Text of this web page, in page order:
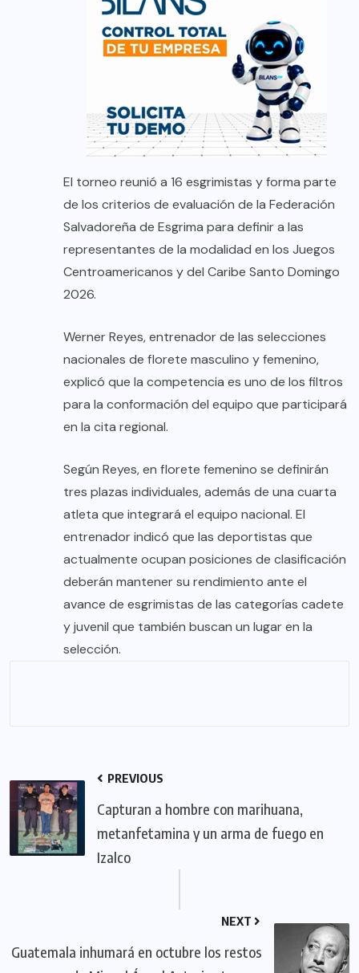
El torneo reunió a 16 esgrimistas y forma parte
de los criterios de evaluación de la Federación
Salvadoreña de Esgrima para definir a las
representantes de la modalidad en los Juegos
Centroamericanos y del Caribe Santo Domingo
2026.
Werner Reyes, entrenador de las selecciones
nacionales de florete masculino y femenino,
explicó que la competencia es uno de los filtros
para la conformación del equipo que participará
en la cita regional.
Según Reyes, en florete femenino se definirán
tres plazas individuales, además de una cuarta
atleta que integrará el equipo nacional. El
entrenador indicó que las deportistas que
actualmente ocupan posiciones de clasificación
deberán mantener su rendimiento ante el
avance de esgrimistas de las categorías cadete
y juvenil que también buscan un lugar en la
selección.
PREVIOUS
Capturan a hombre con marihuana,
metanfetamina y un arma de fuego en
Izalco
NEXT
Guatemala inhumará en octubre los restos